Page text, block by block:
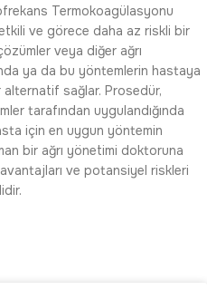
Termokoagülasyonu
ve görece daha az riskli bir
veya diğer ağrı
ya da bu yöntemlerin hastaya
alternatif sağlar. Prosedür,
tarafından uygulandığında
için en uygun yöntemin
bir ağrı yönetimi doktoruna
avantajları ve potansiyel riskleri